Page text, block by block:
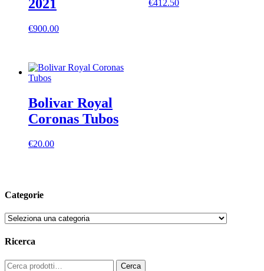
2021
€900.00
€412.50
Bolivar Royal
Coronas Tubos
€20.00
Categorie
Ricerca
Cerca: Cerca